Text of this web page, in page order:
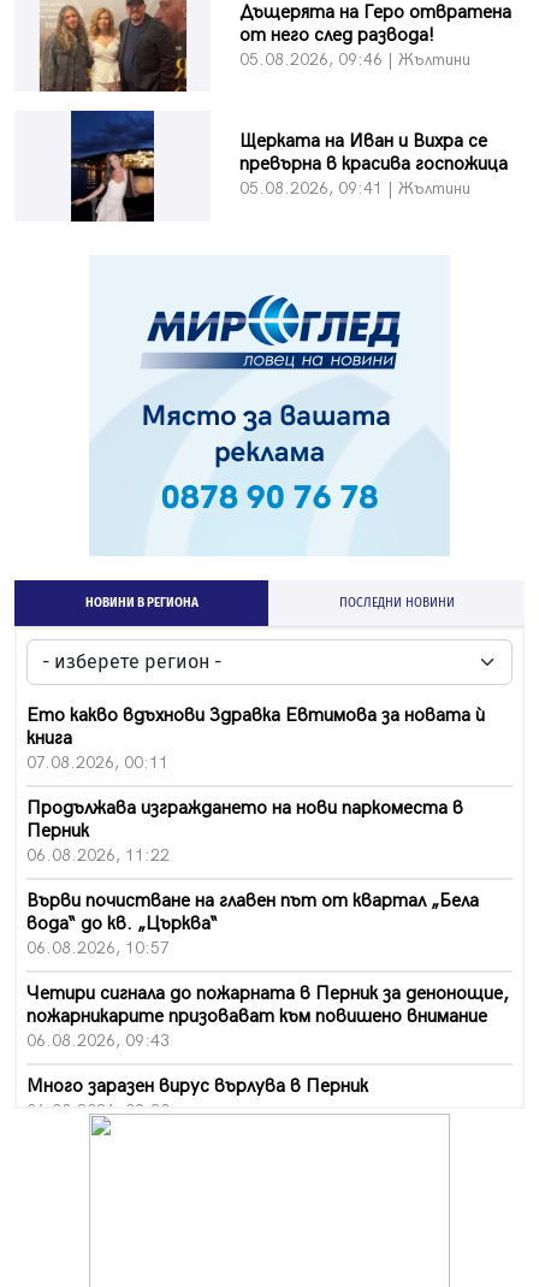
Дъщерята на Геро отвратена
от него след развода!
05.08.2026, 09:46 | Жълтини
Щерката на Иван и Вихра се
превърна в красива госпожица
05.08.2026, 09:41 | Жълтини
НОВИНИ В РЕГИОНА ПОСЛЕДНИ НОВИНИ
Ето какво вдъхнови Здравка Евтимова за новата ѝ
книга
07.08.2026, 00:11
Продължава изграждането на нови паркоместа в
Перник
06.08.2026, 11:22
Върви почистване на главен път от квартал „Бела
вода“ до кв. „Църква“
06.08.2026, 10:57
Четири сигнала до пожарната в Перник за денонощие,
пожарникарите призовават към повишено внимание
06.08.2026, 09:43
Много заразен вирус върлува в Перник
06.08.2026, 09:28